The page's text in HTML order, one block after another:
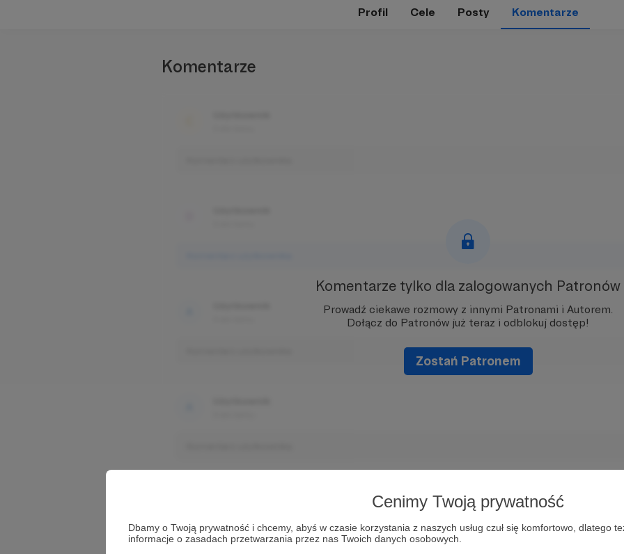
Cenimy Twoją prywatność
Dbamy o Twoją prywatność i chcemy, abyś w czasie korzystania z naszych usług czuł się komfortowo, dlatego
informacje o zasadach przetwarzania przez nas Twoich danych osobowych.
Profil Cele Posty Komentarze
Komentarze
Komentarze tylko dla zalogowanych Patronów
Prowadź ciekawe rozmowy z innymi Patronami i Autorem.
Dołącz do Patronów już teraz i odblokuj dostęp!
Zostań Patronem